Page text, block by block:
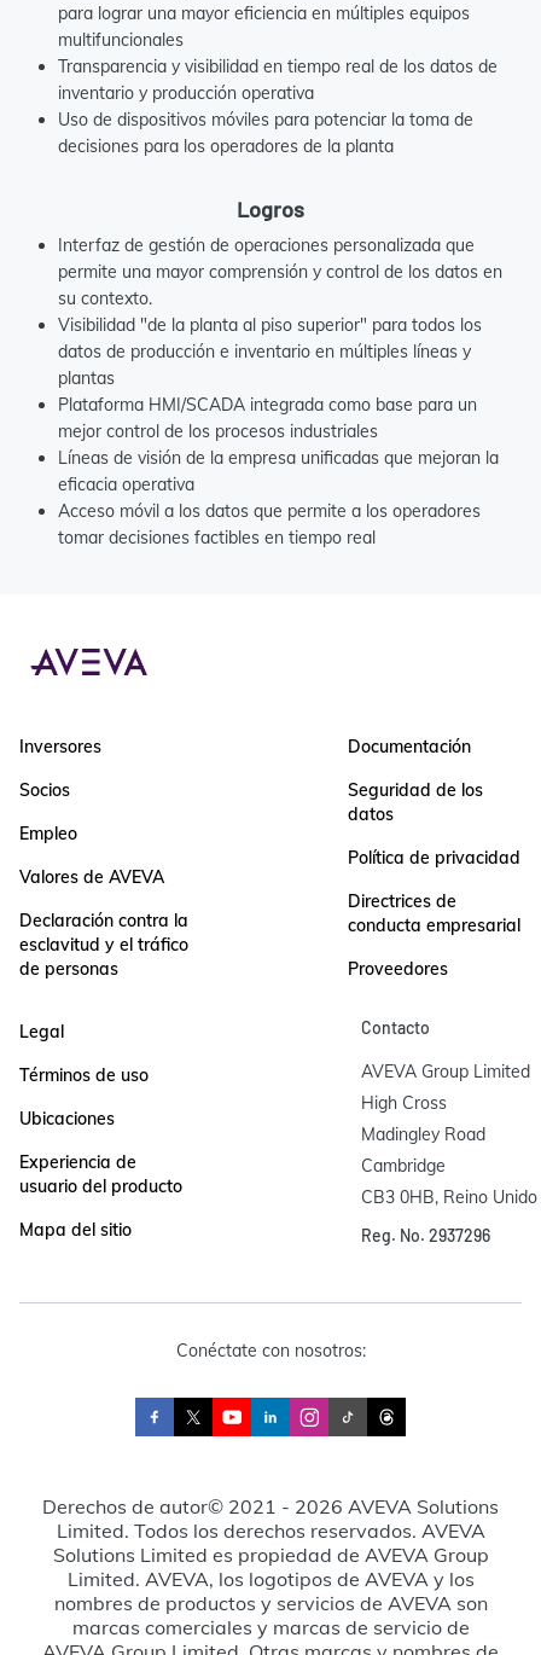
para lograr una mayor eficiencia en múltiples equipos
multifuncionales
Transparencia y visibilidad en tiempo real de los datos de
inventario y producción operativa
Uso de dispositivos móviles para potenciar la toma de
decisiones para los operadores de la planta
Logros
Interfaz de gestión de operaciones personalizada que
permite una mayor comprensión y control de los datos en
su contexto.
Visibilidad "de la planta al piso superior" para todos los
datos de producción e inventario en múltiples líneas y
plantas
Plataforma HMI/SCADA integrada como base para un
mejor control de los procesos industriales
Líneas de visión de la empresa unificadas que mejoran la
eficacia operativa
Acceso móvil a los datos que permite a los operadores
tomar decisiones factibles en tiempo real
Inversores
Socios
Empleo
Valores de AVEVA
Declaración contra la
esclavitud y el tráfico
de personas
Documentación
Seguridad de los
datos
Política de privacidad
Directrices de
conducta empresarial
Proveedores
Legal
Términos de uso
Ubicaciones
Experiencia de
usuario del producto
Mapa del sitio
Contacto
AVEVA Group Limited
High Cross
Madingley Road
Cambridge
CB3 0HB, Reino Unido
Reg. No. 2937296
Conéctate con nosotros:
Derechos de autor© 2021 - 2026 AVEVA Solutions
Limited. Todos los derechos reservados. AVEVA
Solutions Limited es propiedad de AVEVA Group
Limited. AVEVA, los logotipos de AVEVA y los
nombres de productos y servicios de AVEVA son
marcas comerciales y marcas de servicio de